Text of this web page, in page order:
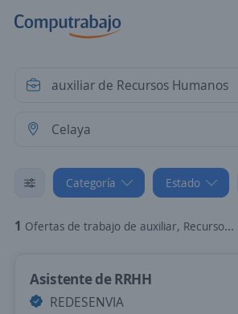
Categoría Estado
1 Ofertas de trabajo de auxiliar, Recursos Humanos en Celaya, Guanajuato
Asistente de RRHH
REDESENVIA